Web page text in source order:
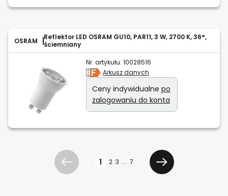
OSRAM
Reflektor LED OSRAM GU10, PAR11, 3 W, 2700 K, 36°,
ściemniany
Nr. artykułu: 10028516
Arkusz danych
Ceny indywidualne po
zalogowaniu do konta
Poprzedni 1 2 3 ... 7
Dalej